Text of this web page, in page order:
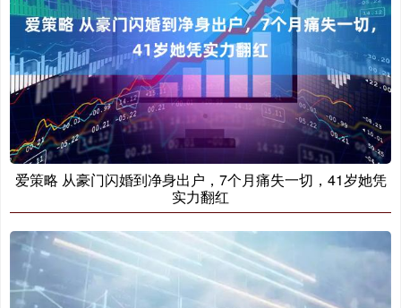
爱策略 从豪门闪婚到净身出户，7个月痛失一切，41岁她凭
实力翻红